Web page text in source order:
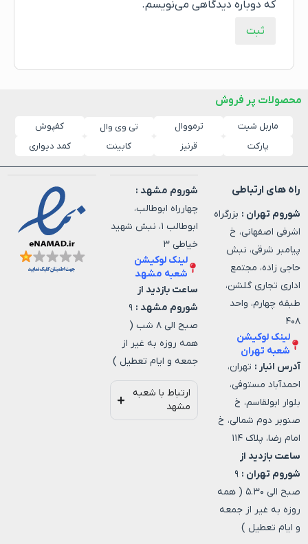
که دوباره دیدگاهی می‌نویسم.
محصولات پر فروش
ماربل شیت ترمووال تی وی وال
کفپوش
پارکت
قرنیز کابینت کمد دیواری
راه های ارتباطی
شوروم تهران : بزرگراه
اشرفی اصفهانی، خ
پیامبر شرقی، نبش
حاجی زاده، مجتمع
اداری تجاری گلشن،
طبقه چهارم، واحد
۴۰۸
لینک لوکیشن
شعبه تهران
آدرس انبار : تهران،
احمدآباد مستوفی،
بلوار ابولقاسم، خ
صنوبر دوم شمالی، خ
امام رضا، پلاک ۱۱۴
ساعت بازدید از
شوروم تهران : ۹
صبح الی ۵.۳۰ ( همه
روزه به غیر از جمعه
و ایام تعطیل )
شوروم مشهد :
چهارراه ابوطالب،
ابوطالب ۱، نبش شهید
خیاطی ۳
لینک لوکیشن
شعبه مشهد
ساعت بازدید از
شوروم مشهد : ۹
صبح الی ۸ شب (
همه روزه به غیر از
جمعه و ایام تعطیل )
ارتباط با شعبه
مشهد